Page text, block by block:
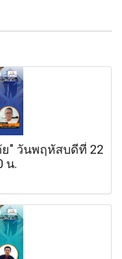
" วันพฤหัสบดีที่ 22
น.